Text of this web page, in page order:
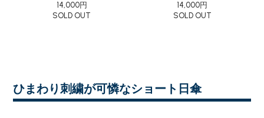
14,000円
SOLD OUT
14,000円
SOLD OUT
ひまわり刺繍が可憐なショート日傘